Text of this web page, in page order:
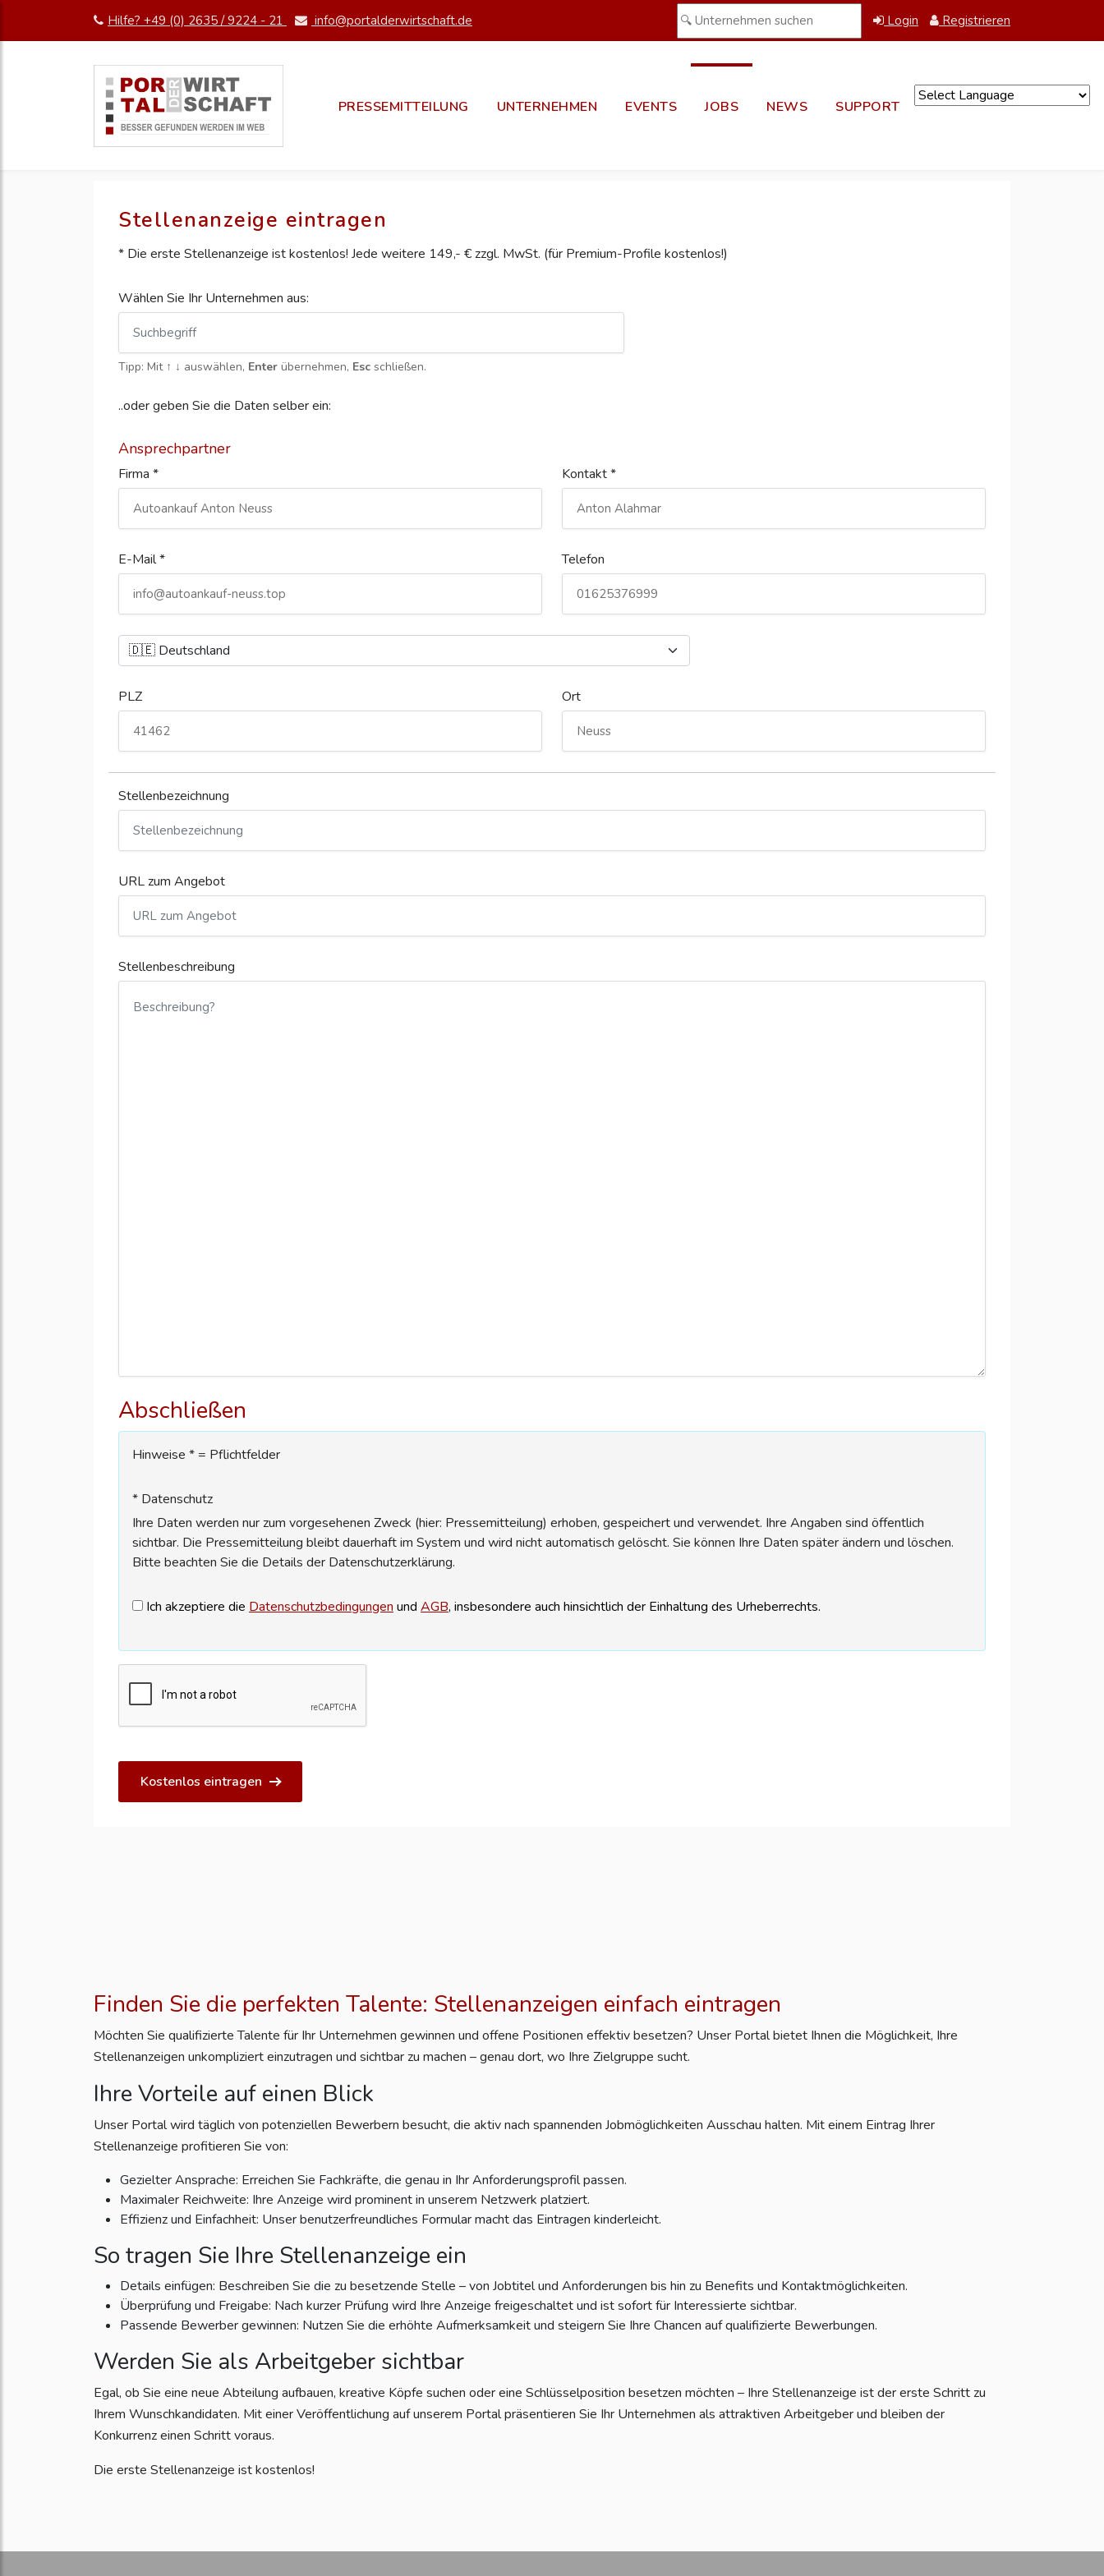
Hilfe? +49 (0) 2635 / 9224 - 21 info@portalderwirtschaft.de Login Registrieren
PRESSEMITTEILUNG UNTERNEHMEN EVENTS JOBS NEWS SUPPORT
Stellenanzeige eintragen
* Die erste Stellenanzeige ist kostenlos! Jede weitere 149,- € zzgl. MwSt. (für Premium-Profile kostenlos!)
Wählen Sie Ihr Unternehmen aus:
Tipp: Mit ↑ ↓ auswählen, Enter übernehmen, Esc schließen.
..oder geben Sie die Daten selber ein:
Ansprechpartner
Firma * Kontakt *
E-Mail * Telefon
PLZ Ort
Stellenbezeichnung
URL zum Angebot
Stellenbeschreibung
Abschließen
Hinweise * = Pflichtfelder
* Datenschutz
Ihre Daten werden nur zum vorgesehenen Zweck (hier: Pressemitteilung) erhoben, gespeichert und verwendet. Ihre Angaben sind öffentlich
sichtbar. Die Pressemitteilung bleibt dauerhaft im System und wird nicht automatisch gelöscht. Sie können Ihre Daten später ändern und löschen.
Bitte beachten Sie die Details der Datenschutzerklärung.
Ich akzeptiere die Datenschutzbedingungen und AGB, insbesondere auch hinsichtlich der Einhaltung des Urheberrechts.
Kostenlos eintragen
Finden Sie die perfekten Talente: Stellenanzeigen einfach eintragen
Möchten Sie qualifizierte Talente für Ihr Unternehmen gewinnen und offene Positionen effektiv besetzen? Unser Portal bietet Ihnen die Möglichkeit, Ihre
Stellenanzeigen unkompliziert einzutragen und sichtbar zu machen – genau dort, wo Ihre Zielgruppe sucht.
Ihre Vorteile auf einen Blick
Unser Portal wird täglich von potenziellen Bewerbern besucht, die aktiv nach spannenden Jobmöglichkeiten Ausschau halten. Mit einem Eintrag Ihrer
Stellenanzeige profitieren Sie von:
Gezielter Ansprache: Erreichen Sie Fachkräfte, die genau in Ihr Anforderungsprofil passen.
Maximaler Reichweite: Ihre Anzeige wird prominent in unserem Netzwerk platziert.
Effizienz und Einfachheit: Unser benutzerfreundliches Formular macht das Eintragen kinderleicht.
So tragen Sie Ihre Stellenanzeige ein
Details einfügen: Beschreiben Sie die zu besetzende Stelle – von Jobtitel und Anforderungen bis hin zu Benefits und Kontaktmöglichkeiten.
Überprüfung und Freigabe: Nach kurzer Prüfung wird Ihre Anzeige freigeschaltet und ist sofort für Interessierte sichtbar.
Passende Bewerber gewinnen: Nutzen Sie die erhöhte Aufmerksamkeit und steigern Sie Ihre Chancen auf qualifizierte Bewerbungen.
Werden Sie als Arbeitgeber sichtbar
Egal, ob Sie eine neue Abteilung aufbauen, kreative Köpfe suchen oder eine Schlüsselposition besetzen möchten – Ihre Stellenanzeige ist der erste Schritt zu
Ihrem Wunschkandidaten. Mit einer Veröffentlichung auf unserem Portal präsentieren Sie Ihr Unternehmen als attraktiven Arbeitgeber und bleiben der
Konkurrenz einen Schritt voraus.
Die erste Stellenanzeige ist kostenlos!